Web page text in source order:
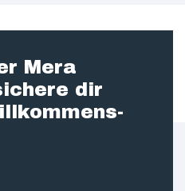
Mera
dir